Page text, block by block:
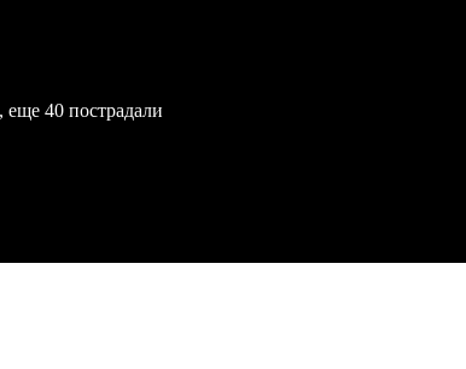
40 пострадали